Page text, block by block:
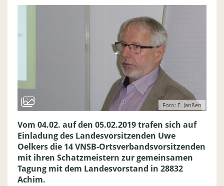
Foto: E. Janßen
Vom 04.02. auf den 05.02.2019 trafen sich auf
Einladung des Landesvorsitzenden Uwe
Oelkers die 14 VNSB-Ortsverbandsvorsitzenden
mit ihren Schatzmeistern zur gemeinsamen
Tagung mit dem Landesvorstand in 28832
Achim.